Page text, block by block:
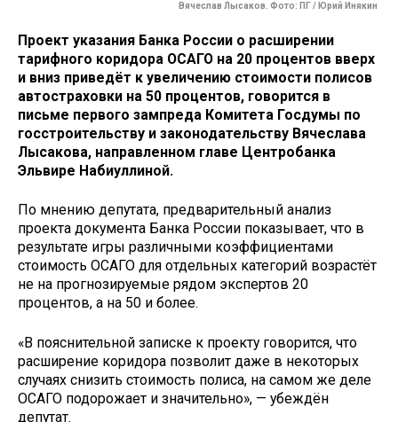
Вячеслав Лысаков. Фото: ПГ / Юрий Инякин
Проект указания Банка России о расширении
тарифного коридора ОСАГО на 20 процентов вверх
и вниз приведёт к увеличению стоимости полисов
автостраховки на 50 процентов, говорится в
письме первого зампреда Комитета Госдумы по
госстроительству и законодательству Вячеслава
Лысакова, направленном главе Центробанка
Эльвире Набиуллиной.
По мнению депутата, предварительный анализ
проекта документа Банка России показывает, что в
результате игры различными коэффициентами
стоимость ОСАГО для отдельных категорий возрастёт
не на прогнозируемые рядом экспертов 20
процентов, а на 50 и более.
«В пояснительной записке к проекту говорится, что
расширение коридора позволит даже в некоторых
случаях снизить стоимость полиса, на самом же деле
ОСАГО подорожает и значительно», — убеждён
депутат.